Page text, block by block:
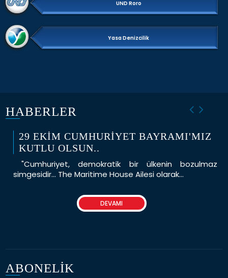
UND Roro
Yasa Denizcilik
HABERLER
29 EKİM CUMHURİYET BAYRAMI'MIZ
KUTLU OLSUN..
"Cumhuriyet, demokratik bir ülkenin bozulmaz
simgesidir… The Maritime House Ailesi olarak...
DEVAMI
ABONELİK